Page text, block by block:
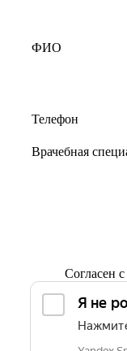
Согласен с